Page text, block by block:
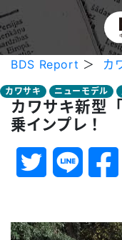
BDS Report ＞ カ
カワサキ ニューモデル
カワサキ新型
乗インプレ！